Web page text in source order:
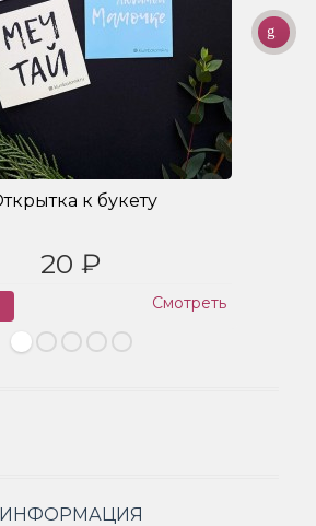
к букету
20 ₽
Смотреть
ИНФОРМАЦИЯ